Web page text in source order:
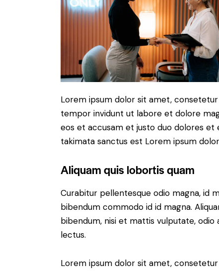
Lorem ipsum dolor sit amet,
tempor invidunt ut labore et dolore
eos et accusam et justo duo dolores
takimata sanctus est Lorem ipsum
Aliquam quis lobortis quam
Curabitur pellentesque odio magna, id
bibendum commodo id id magna.
bibendum, nisi et mattis vulputate, odio
lectus.
Lorem ipsum dolor sit amet,